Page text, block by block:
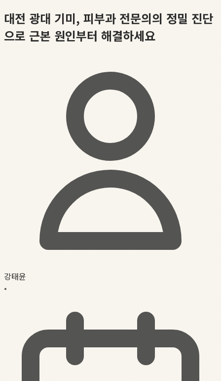
대전 광대 기미, 피부과 전문의의 정밀 진단
으로 근본 원인부터 해결하세요
강태윤
•